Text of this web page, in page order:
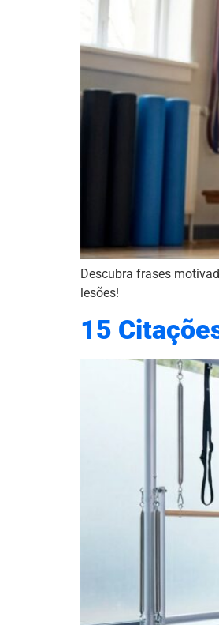
Descubra frases
lesões!
15